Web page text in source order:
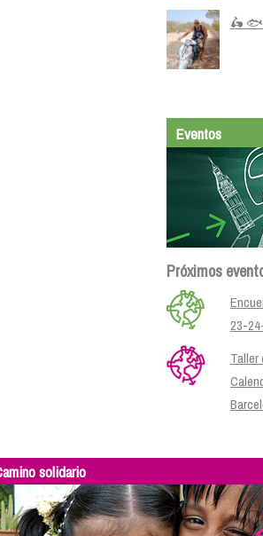
🛵 🐟
Eventos
Próximos
23-
Taller
solidario